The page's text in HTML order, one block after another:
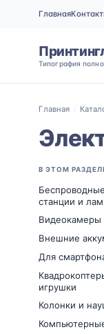
Главная
Типография
Главная
В ЭТОМ
станции и
Видеокамеры
Внешние
Для
игрушки
Колонки и